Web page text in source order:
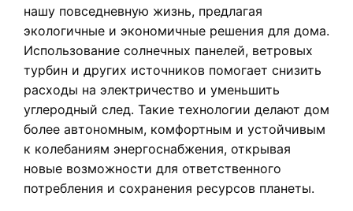
нашу повседневную жизнь, предлагая
экологичные и экономичные решения для дома.
Использование солнечных панелей, ветровых
турбин и других источников помогает снизить
расходы на электричество и уменьшить
углеродный след. Такие технологии делают дом
более автономным, комфортным и устойчивым
к колебаниям энергоснабжения, открывая
новые возможности для ответственного
потребления и сохранения ресурсов планеты.